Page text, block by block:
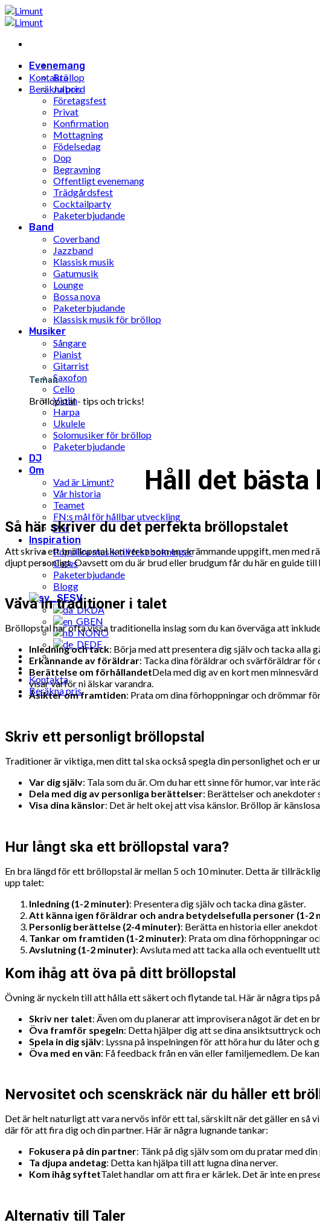
Hoppa
till
Evenemang
Bröllop
Julbord
Företagsfest
Privat
Konfirmation
Mottagning
Födelsedag
Dop
Begravning
Offentligt evenemang
Trädgårdsfest
Cocktailparty
Paketerbjudande
Band
Coverband
Jazzband
Klassisk musik
Gatumusik
Lounge
Bossa nova
Paketerbjudande
Klassisk musik för bröllop
Musiker
Sångare
Pianist
Gitarrist
Saxofon
Cello
Violin
Harpa
Ukulele
Solomusiker för bröllop
Paketerbjudande
DJ
Om
Vad är Limunt?
Vår historia
Teamet
FN:s mål för hållbar utveckling
Pris
Inspiration
Populära musik till fest bokningar
Cases
Paketerbjudande
Blogg
SV
DA
EN
NO
DE
Kontakta
Beräkna pris
Kontakta
Beräkna pris
Teman
Bröllopstal - tips och tricks!
Håll det
Så här skriver du det perfekta bröllopstalet
Att skriva ett bröllopstal kan verka som en skrämmande uppgift, men med
djupt personligt. Oavsett om du är brud eller brudgum får du här en guide
Väva in traditioner i talet
Bröllopstal har ofta vissa traditionella inslag som du kan överväga att
Inledning och tack: Börja med att presentera dig själv och tacka alla
Erkännande av föräldrar: Tacka dina föräldrar och svärföräldrar
Berättelse om förhållandetDela med dig av en kort men
visar varför ni älskar varandra.
Åsikter om framtiden: Prata om dina förhoppningar och drömmar
Skriv ett personligt bröllopstal
Traditioner är viktiga, men ditt tal ska också spegla din personlighet och er
Var dig själv: Tala som du är. Om du har ett sinne för humor, var inte
Dela med dig av personliga berättelser: Berättelser och anekdoter
Visa dina känslor: Det är helt okej att visa känslor. Bröllop är
Hur långt ska ett bröllopstal vara?
En bra längd för ett bröllopstal är mellan 5 och 10 minuter. Detta är
upp talet:
Inledning (1-2 minuter): Presentera dig själv och tacka dina gäster.
Att känna igen föräldrar och andra betydelsefulla personer (1-2
Personlig berättelse (2-4 minuter): Berätta en historia eller anekdot
Tankar om framtiden (1-2 minuter): Prata om dina förhoppningar
Avslutning (1-2 minuter): Avsluta med att tacka alla och eventuellt
Kom ihåg att öva på ditt bröllopstal
Övning är nyckeln till att hålla ett säkert och flytande tal. Här är några tips på
Skriv ner talet: Även om du planerar att improvisera något är det en
Öva framför spegeln: Detta hjälper dig att se dina ansiktsuttryck
Spela in dig själv: Lyssna på inspelningen för att höra hur du låter och
Öva med en vän: Få feedback från en vän eller familjemedlem. De
Nervositet och scenskräck när du håller ett
Det är helt naturligt att vara nervös inför ett tal, särskilt när det gäller en så
där för att fira dig och din partner. Här är några lugnande tankar:
Fokusera på din partner: Tänk på dig själv som om du pratar med
Ta djupa andetag: Detta kan hjälpa till att lugna dina nerver.
Kom ihåg syftetTalet handlar om att fira er kärlek. Det är inte en
Alternativ till Taler